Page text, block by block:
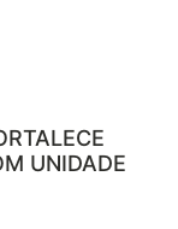
UNIDADE